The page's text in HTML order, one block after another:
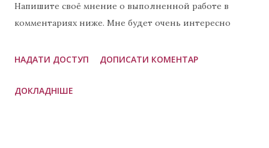
Напишите своё мнение о выполненной работе в
комментариях ниже. Мне будет очень интересно
выполненных работ: Балаяж цена Харьков
парикмахер Харьков
НАДАТИ ДОСТУП ДОПИСАТИ КОМЕНТАР
ДОКЛАДНІШЕ